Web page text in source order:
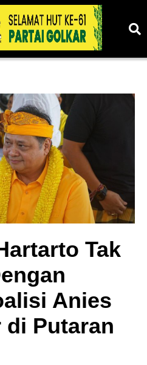
Tak
Anies
di Putaran